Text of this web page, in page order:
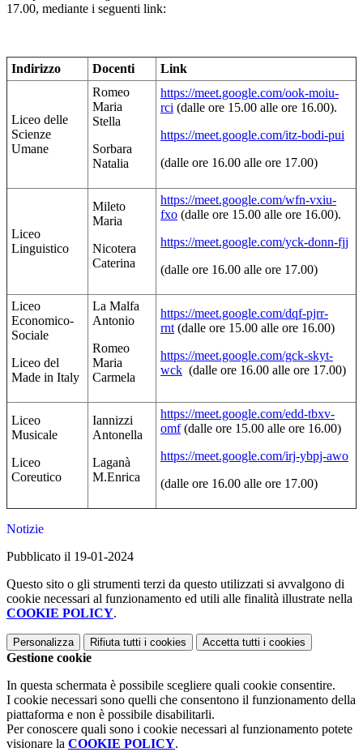
17.00, mediante i seguenti link:
Indirizzo Docenti Link
Liceo delle
Scienze
Umane
Romeo
Maria
Stella
Sorbara
Natalia
https://meet.google.com/ook-moiu-
rci (dalle ore 15.00 alle ore 16.00).
https://meet.google.com/itz-bodi-pui
(dalle ore 16.00 alle ore 17.00)
Liceo
Linguistico
Mileto
Maria
Nicotera
Caterina
https://meet.google.com/wfn-vxiu-
fxo (dalle ore 15.00 alle ore 16.00).
https://meet.google.com/yck-donn-fjj
(dalle ore 16.00 alle ore 17.00)
Liceo
Economico-
Sociale
Liceo del
Made in Italy
La Malfa
Antonio
Romeo
Maria
Carmela
https://meet.google.com/dqf-pjrr-
rnt (dalle ore 15.00 alle ore 16.00)
https://meet.google.com/gck-skyt-
wck (dalle ore 16.00 alle ore 17.00)
Liceo
Musicale
Liceo
Coreutico
Iannizzi
Antonella
Laganà
M.Enrica
https://meet.google.com/edd-tbxv-
omf(dalle ore 15.00 alle ore 16.00)
https://meet.google.com/irj-ybpj-awo
(dalle ore 16.00 alle ore 17.00)
Notizie
Pubblicato il 19-01-2024
Questo sito o gli strumenti terzi da questo utilizzati si avvalgono di
cookie necessari al funzionamento ed utili alle finalità illustrate nella
COOKIE POLICY.
Personalizza Rifiuta tutti i cookies Accetta tutti i cookies
Gestione cookie
In questa schermata è possibile scegliere quali cookie consentire.
I cookie necessari sono quelli che consentono il funzionamento della
piattaforma e non è possibile disabilitarli.
Per conoscere quali sono i cookie necessari al funzionamento potete
visionare la COOKIE POLICY.